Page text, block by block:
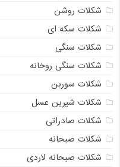
شکلات روشن
شکلات سکه ای
شکلات سنگی
شکلات سنگی روخانه
شکلات سوربن
شکلات شیرین عسل
شکلات صادراتی
شکلات صبحانه
شکلات صبحانه لاردی